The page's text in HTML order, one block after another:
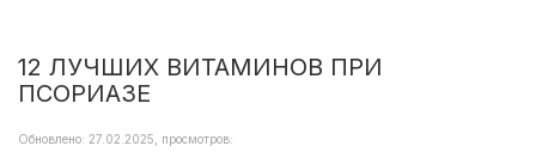
12 ЛУЧШИХ ВИТАМИНОВ ПРИ
ПСОРИАЗЕ
Обновлено: 27.02.2025, просмотров: